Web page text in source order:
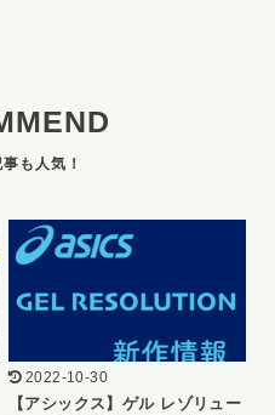
2022-10-30
【アシックス】ゲル レゾリュー